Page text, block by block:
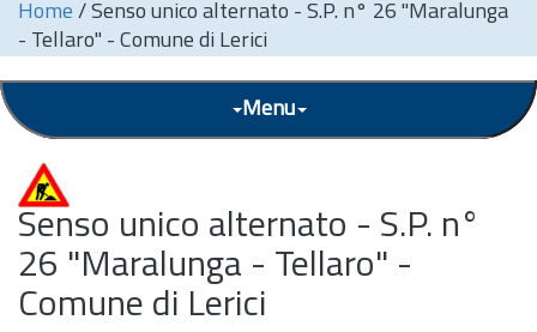
Home / Senso unico alternato - S.P. n° 26 "Maralunga
- Tellaro" - Comune di Lerici
Menu
Senso unico alternato - S.P. n°
26 "Maralunga - Tellaro" -
Comune di Lerici